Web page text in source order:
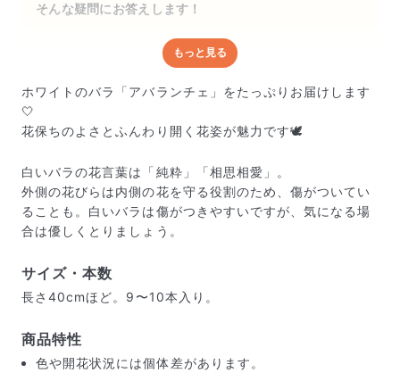
そんな疑問にお答えします！
どんな梱包で届くの？
出荷前に水揚げ（花が水を吸いやすくなる処理）を施
し、専用ボックスに丁寧に梱包してお届けしています。
きゅっとまとめられて一見窮屈そうに見えますが、輸送
中の衝撃による折れや擦れを軽減する効果があります。
もっと見る
ホワイトのバラ「アバランチェ」をたっぷりお届けします
🤍
花保ちのよさとふんわり開く花姿が魅力です🕊️
白いバラの花言葉は「純粋」「相思相愛」。
外側の花びらは内側の花を守る役割のため、傷がついてい
ることも。白いバラは傷がつきやすいですが、気になる場
合は優しくとりましょう。
サイズ・本数
長さ40cmほど。9〜10本入り。
商品特性
色や開花状況には個体差があります。